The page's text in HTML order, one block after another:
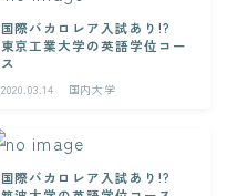
国際バカロレア入試あり!?
東京工業大学の英語学位コー
ス
2020.03.14 国内大学
国際バカロレア入試あり!?